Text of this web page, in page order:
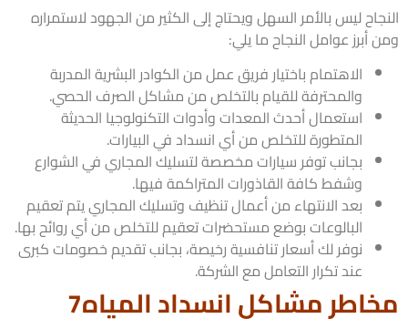
ليس بالأمر السهل ويحتاج إلى الكثير من الجهود لاستمراره
عوامل النجاح ما يلي:
الاهتمام باختيار فريق عمل من الكوادر البشرية المدربة
والمحترفة للقيام بالتخلص من مشاكل الصرف الحصي.
استعمال أحدث المعدات وأدوات التكنولوجيا الحديثة
المتطورة للتخلص من أي انسداد في البيارات.
بجانب توفر سيارات مخصصة لتسليك المجاري في الشوارع
وشفط كافة القاذورات المتراكمة فيها.
بعد الانتهاء من أعمال تنظيف وتسليك المجاري يتم تعقيم
البالوعات بوضع مستحضرات تعقيم للتخلص من أي روائح بها.
نوفر لك أسعار تنافسية رخيصة، بجانب تقديم خصومات كبرى
عند تكرار التعامل مع الشركة.
مشاكل انسداد المياه7